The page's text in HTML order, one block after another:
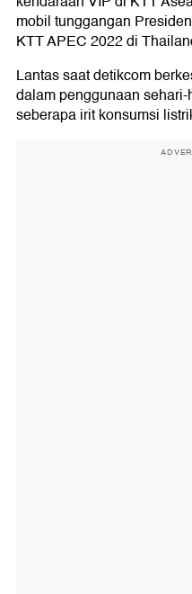
mobil tunggangan
KTT APEC 2022 di
Lantas saat detikcom
dalam penggunaan
seberapa irit konsumsi